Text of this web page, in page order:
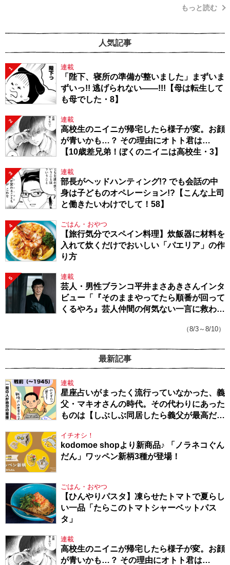
もっと読む
人気記事
1 連載
「陛下、寝所の準備が整いました」まずいま
ずいっ!! 逃げられない――!!!【母は転生して
も母でした・8】
2 連載
高校生のニイニが帰宅したら様子が変。お顔
が青いかも…？ その理由にオトト君は…
【10歳差兄弟！ぼくのニイニは高校生・3】
3 連載
部長がヘッドハンティング!? でも会話の中
身は子どものオペレーション!?【こんな上司
と働きたいわけでして！58】
4 ごはん・おやつ
【旅行気分でスペイン料理】炊飯器に材料を
入れて炊くだけでおいしい「パエリア」の作
り方
5 連載
芸人・男性ブランコ平井まさあきさんインタ
ビュー「『そのままやってたら順番が回って
くるやろ』芸人仲間の何気ない一言に救われ
（8/3～8/10）
最新記事
連載
星座占いがまったく流行っていなかった、義
父・マキオさんの時代。その代わりにあった
ものは【しぶしぶ同居したら義父が最高だっ
イチオシ！
kodomoe shopより新商品♪ 「ノラネコぐん
だん」ワッペン新柄3種が登場！
ごはん・おやつ
【ひんやりパスタ】凍らせたトマトで夏らし
い一品「たらこのトマトシャーベットパス
タ」
連載
高校生のニイニが帰宅したら様子が変。お顔
が青いかも…？ その理由にオトト君は…